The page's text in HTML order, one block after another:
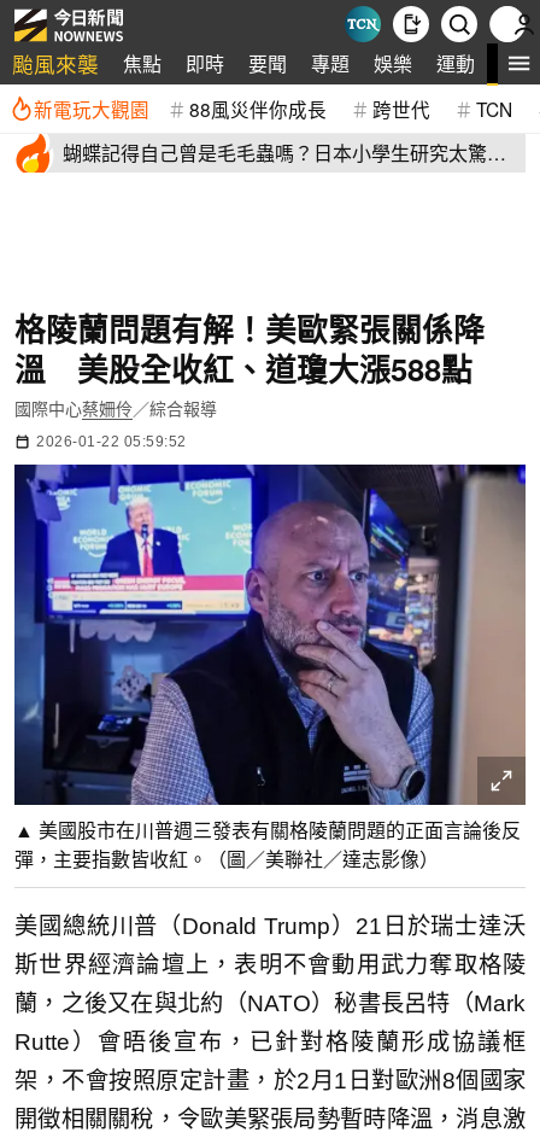
颱風來襲 焦點 即時 要聞 專題 娛樂 運動 全
新電玩大觀園 88風災伴你成長 跨世代 TCN
蝴蝶記得自己曾是毛毛蟲嗎？日本小學生研究太驚
格陵蘭問題有解！美歐緊張關係降
溫 美股全收紅、道瓊大漲588點
國際中心蔡姍伶／綜合報導
2026-01-22 05:59:52
▲ 美國股市在川普週三發表有關格陵蘭問題的正面言論後反
彈，主要指數皆收紅。（圖／美聯社／達志影像）
美國總統川普（Donald Trump）21日於瑞士達沃
斯世界經濟論壇上，表明不會動用武力奪取格陵
蘭，之後又在與北約（NATO）秘書長呂特（Mark
Rutte）會晤後宣布，已針對格陵蘭形成協議框
架，不會按照原定計畫，於2月1日對歐洲8個國家
開徵相關關稅，令歐美緊張局勢暫時降溫，消息激